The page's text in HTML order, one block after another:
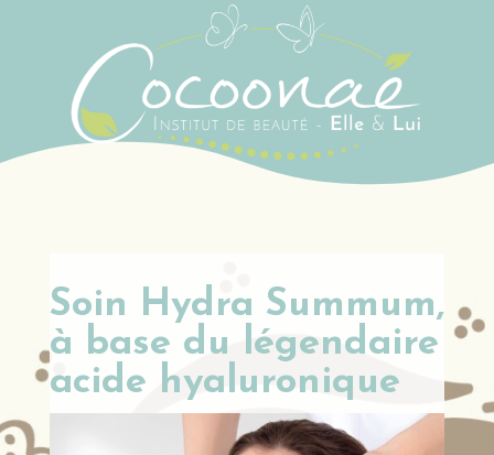
Soin Hydra Summum,
à base du légendaire
acide hyaluronique